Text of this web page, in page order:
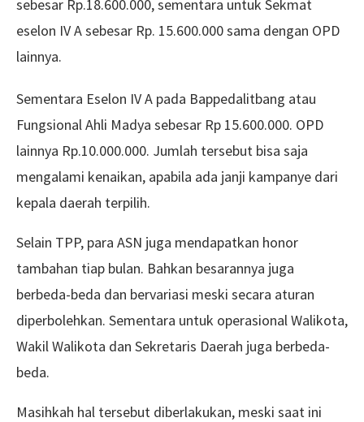
sebesar Rp.18.600.000, sementara untuk Sekmat
eselon IV A sebesar Rp. 15.600.000 sama dengan OPD
lainnya.
Sementara Eselon IV A pada Bappedalitbang atau
Fungsional Ahli Madya sebesar Rp 15.600.000. OPD
lainnya Rp.10.000.000. Jumlah tersebut bisa saja
mengalami kenaikan, apabila ada janji kampanye dari
kepala daerah terpilih.
Selain TPP, para ASN juga mendapatkan honor
tambahan tiap bulan. Bahkan besarannya juga
berbeda-beda dan bervariasi meski secara aturan
diperbolehkan. Sementara untuk operasional Walikota,
Wakil Walikota dan Sekretaris Daerah juga berbeda-
beda.
Masihkah hal tersebut diberlakukan, meski saat ini